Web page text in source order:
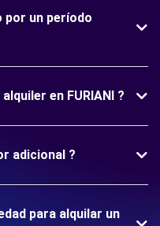
por un período
en FURIANI ?
adicional ?
para alquilar un